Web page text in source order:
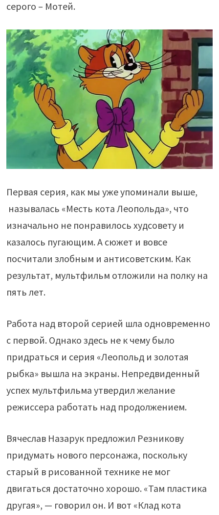
серого – Мотей.
Первая серия, как мы уже упоминали выше,
называлась «Месть кота Леопольда», что
изначально не понравилось худсовету и
казалось пугающим. А сюжет и вовсе
посчитали злобным и антисоветским. Как
результат, мультфильм отложили на полку на
пять лет.
Работа над второй серией шла одновременно
с первой. Однако здесь не к чему было
придраться и серия «Леопольд и золотая
рыбка» вышла на экраны. Непредвиденный
успех мультфильма утвердил желание
режиссера работать над продолжением.
Вячеслав Назарук предложил Резникову
придумать нового персонажа, поскольку
старый в рисованной технике не мог
двигаться достаточно хорошо. «Там пластика
другая», — говорил он. И вот «Клад кота